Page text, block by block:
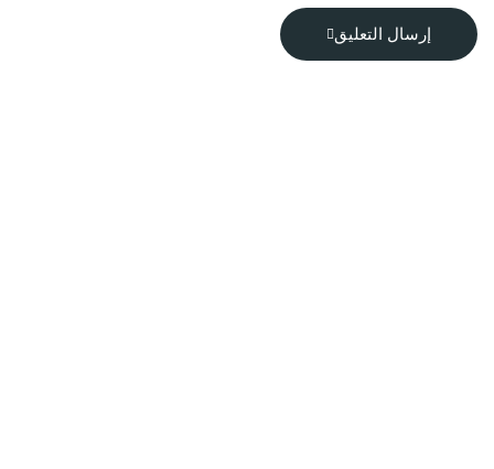
إرسال التعليق